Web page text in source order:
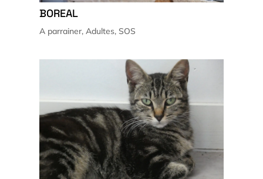
BOREAL
A parrainer,Adultes, SOS